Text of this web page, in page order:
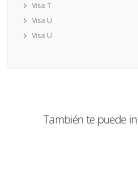
Visa T
Visa U
Visa U
También te puede